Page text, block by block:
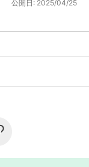
公開日: 2025/04/25